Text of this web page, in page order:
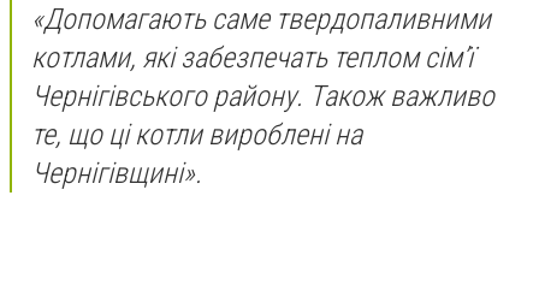
«Допомагають саме твердопаливними
котлами, які забезпечать теплом сім’ї
Чернігівського району. Також важливо
те, що ці котли вироблені на
Чернігівщині».